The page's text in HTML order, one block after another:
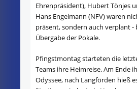
Ehrenpräsident), Hubert Tönjes
Hans Engelmann (NFV) waren
präsent, sondern auch verplant -
Übergabe der Pokale.
Pfingstmontag starteten die
Teams ihre Heimreise. Am Ende
Odyssee, nach Langförden hieß